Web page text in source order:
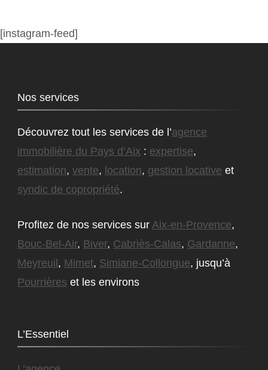
[instagram-feed]
Nos services
Découvrez tout les services de l’agence
immobilière du Pays d’Aix : expertise,
estimation, vente, location, gestion locative et
syndic de copropriété.
Profitez de nos services sur Aix-en-Provence,
Bouc-Bel-Air, Biver, Cabriès-Calas, Gardanne,
Meyreuil, Mimet, Simiane-Collongue, jusqu’à
Pourrières et les environs
L’Essentiel